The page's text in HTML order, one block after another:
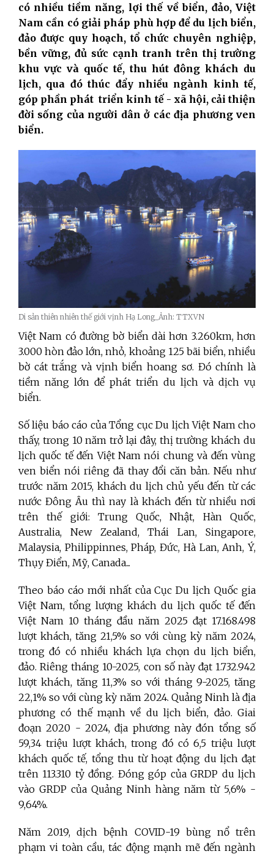
có nhiều tiềm năng, lợi thế về biển, đảo, Việt
Nam cần có giải pháp phù hợp để du lịch biển,
đảo được quy hoạch, tổ chức chuyên nghiệp,
bền vững, đủ sức cạnh tranh trên thị trường
khu vực và quốc tế, thu hút đông khách du
lịch, qua đó thúc đẩy nhiều ngành kinh tế,
góp phần phát triển kinh tế - xã hội, cải thiện
đời sống của người dân ở các địa phương ven
biển.
Di sản thiên nhiên thế giới vịnh Hạ Long_Ảnh: TTXVN
Việt Nam có đường bờ biển dài hơn 3.260km, hơn
3.000 hòn đảo lớn, nhỏ, khoảng 125 bãi biển, nhiều
bờ cát trắng và vịnh biển hoang sơ. Đó chính là
tiềm năng lớn để phát triển du lịch và dịch vụ
biển.
Số liệu báo cáo của Tổng cục Du lịch Việt Nam cho
thấy, trong 10 năm trở lại đây, thị trường khách du
lịch quốc tế đến Việt Nam nói chung và đến vùng
ven biển nói riêng đã thay đổi căn bản. Nếu như
trước năm 2015, khách du lịch chủ yếu đến từ các
nước Đông Âu thì nay là khách đến từ nhiều nơi
trên thế giới: Trung Quốc, Nhật, Hàn Quốc,
Australia, New Zealand, Thái Lan, Singapore,
Malaysia, Philippinnes, Pháp, Đức, Hà Lan, Anh, Ý,
Thụy Điển, Mỹ, Canada...
Theo báo cáo mới nhất của Cục Du lịch Quốc gia
Việt Nam, tổng lượng khách du lịch quốc tế đến
Việt Nam 10 tháng đầu năm 2025 đạt 17.168.498
lượt khách, tăng 21,5% so với cùng kỳ năm 2024,
trong đó có nhiều khách lựa chọn du lịch biển,
đảo. Riêng tháng 10-2025, con số này đạt 1.732.942
lượt khách, tăng 11,3% so với tháng 9-2025, tăng
22,1% so với cùng kỳ năm 2024. Quảng Ninh là địa
phương có thế mạnh về du lịch biển, đảo. Giai
đoạn 2020 - 2024, địa phương này đón tổng số
59,34 triệu lượt khách, trong đó có 6,5 triệu lượt
khách quốc tế, tổng thu từ hoạt động du lịch đạt
trên 113.310 tỷ đồng. Đóng góp của GRDP du lịch
vào GRDP của Quảng Ninh hàng năm từ 5,6% -
9,64%.
Năm 2019, dịch bệnh COVID-19 bùng nổ trên
phạm vi toàn cầu, tác động mạnh mẽ đến ngành